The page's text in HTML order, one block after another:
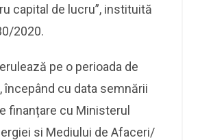
capital de lucru”, instituită
2020.
pe o perioada de
începând cu data semnării
finanțare cu Ministerul
si Mediului de Afaceri/